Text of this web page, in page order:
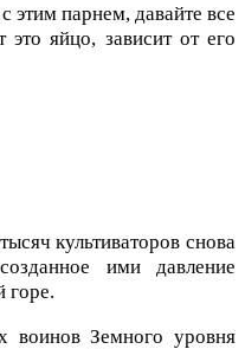
этим парнем, давайте все
яйцо, зависит от его
культиваторов снова
ими давление
горе.
воинов Земного уровня